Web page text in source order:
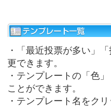
・「最近投票が多い」
更できます。
・テンプレートの「色
ことができます。
・テンプレート名をク